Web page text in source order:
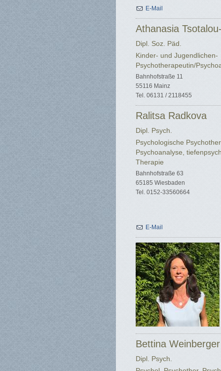
E-Mail
Athanasia
Dipl. Soz. Päd.
Kinder- und Jugendlichen-
Psychotherapeutin/
Bahnhofstraße 11
55116 Mainz
Tel. 06131 / 2118455
Ralitsa Radkova
Dipl. Psych.
Psychologische
Psychoanalyse,
Therapie
Bahnhofstraße 63
65185 Wiesbaden
Tel. 0152-33560664
E-Mail
Bettina Weinberger
Dipl. Psych.